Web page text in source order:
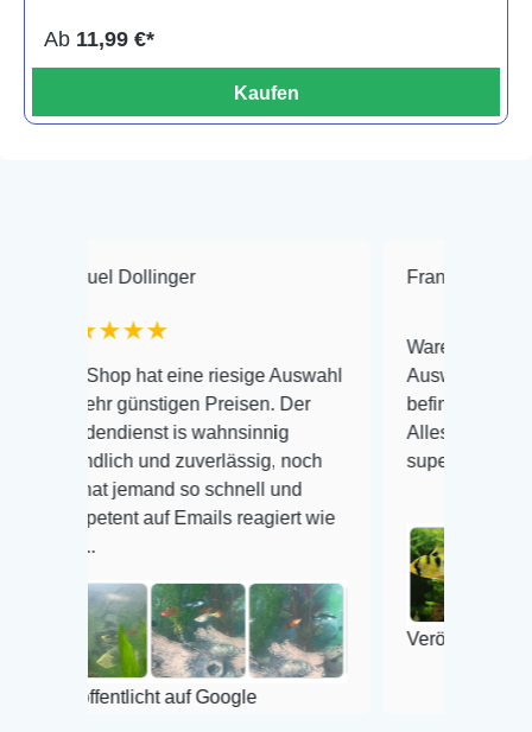
Ab 11,99 €*
Kaufen
hat eine riesige Auswahl
Preisen. Der
is wahnsinnig
und zuverlässig, noch
so schnell und
auf Emails reagiert wie
auf Google
Frank Hackmayer
Warenanlieferung Top und
Auswahl plus
befinden der Fische
Alles ist quick lebendig und
super Zustand. Gerne
Veröffentlicht auf Google